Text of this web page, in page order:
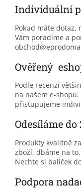
Individuální
Pokud máte dotaz,
Vám poradíme a
Ověřený
Podle recenzí
na našem e-
přistupujeme
Odesíláme do
Produkty kvalitně
zboží, dbáme na
Nechte si balíček
Podpora